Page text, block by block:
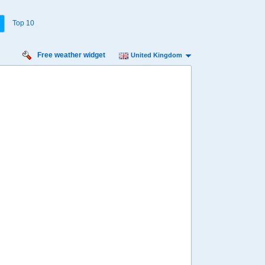
Top 10
Free weather widget United Kingdom